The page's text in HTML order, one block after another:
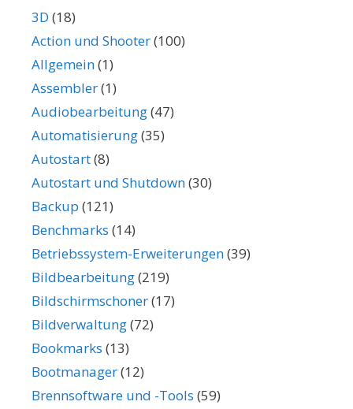
3D (18)
Action und Shooter(100)
Allgemein(1)
Assembler(1)
Audiobearbeitung(47)
Automatisierung(35)
Autostart(8)
Autostart und Shutdown(30)
Backup (121)
Benchmarks (14)
Betriebssystem-Erweiterungen(39)
Bildbearbeitung(219)
Bildschirmschoner(17)
Bildverwaltung(72)
Bookmarks (13)
Bootmanager(12)
Brennsoftware und -Tools (59)